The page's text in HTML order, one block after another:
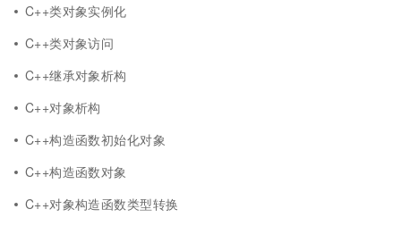
C++类对象实例化
C++类对象访问
C++继承对象析构
C++对象析构
C++构造函数初始化对象
C++构造函数对象
C++对象构造函数类型转换